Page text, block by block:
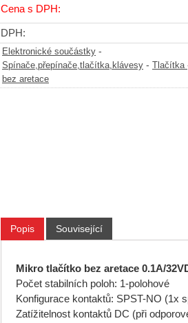
Cena s DPH:
DPH:
Elektronické součástky -
Spínače,přepínače,tlačítka,klávesy - Tlačítka
bez aretace
Popis Související
Mikro tlačítko bez aretace 0.1A/
Počet stabilních poloh: 1-polohové
Konfigurace kontaktů: SPST-NO (1x
Zatížitelnost kontaktů DC (při